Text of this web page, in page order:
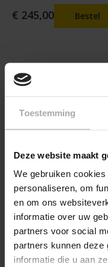
Toestemming
Deze website maakt
We gebruiken
personaliseren, om
en om ons
informatie over uw
partners voor social
partners kunnen deze
informatie die u aan
€ 245,00 Bestel
Oxygreen Light set
interne vochtsensor
2x CO2 sensor
€ 625,00 Bestel